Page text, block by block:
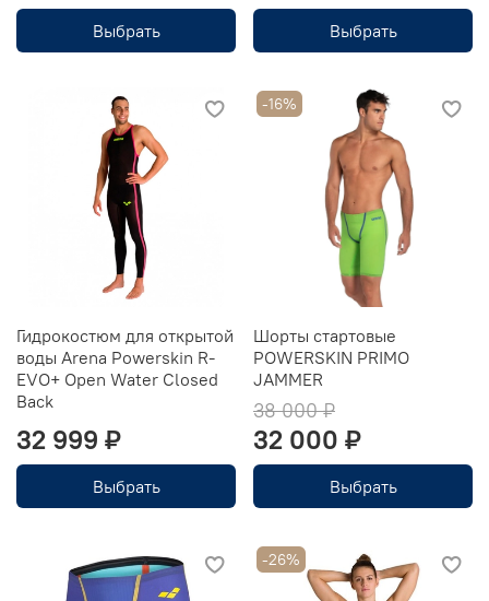
Выбрать Выбрать
Гидрокостюм для открытой
воды Arena Powerskin R-
EVO+ Open Water Closed
Back
32 999 ₽
Выбрать
-16%
Шорты стартовые
POWERSKIN PRIMO
JAMMER
38 000 ₽
32 000 ₽
Выбрать
-26%